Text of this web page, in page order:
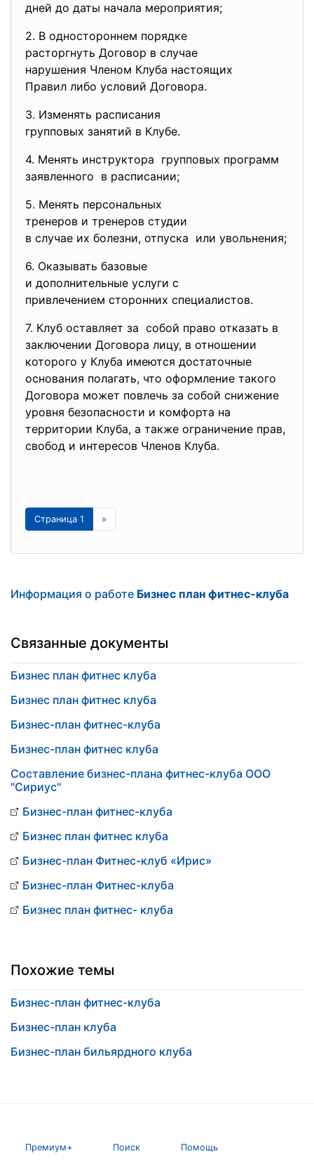
дней до даты начала мероприятия;
2. В одностороннем порядке
расторгнуть Договор в случае
нарушения Членом Клуба настоящих
Правил либо условий Договора.
3. Изменять расписания
групповых занятий в Клубе.
4. Менять инструктора групповых программ
заявленного в расписании;
5. Менять персональных
тренеров и тренеров студии
в случае их болезни, отпуска или увольнения;
6. Оказывать базовые
и дополнительные услуги с
привлечением сторонних специалистов.
7. Клуб оставляет за собой право отказать в
заключении Договора лицу, в отношении
которого у Клуба имеются достаточные
основания полагать, что оформление такого
Договора может повлечь за собой снижение
уровня безопасности и комфорта на
территории Клуба, а также ограничение прав,
свобод и интересов Членов Клуба.
Страница 1 »
Информация о работе Бизнес план фитнес-клуба
Связанные документы
Бизнес план фитнес клуба
Бизнес план фитнес клуба
Бизнес-план фитнес-клуба
Бизнес-план фитнес клуба
Составление бизнес-плана фитнес-клуба ООО
"Сириус"
Бизнес-план фитнес-клуба
Бизнес план фитнес клуба
Бизнес-план Фитнес-клуб «Ирис»
Бизнес-план Фитнес-клуба
Бизнес план фитнес- клуба
Похожие темы
Бизнес-план фитнес-клуба
Бизнес-план клуба
Бизнес-план бильярдного клуба
Премиум+ Поиск Помощь